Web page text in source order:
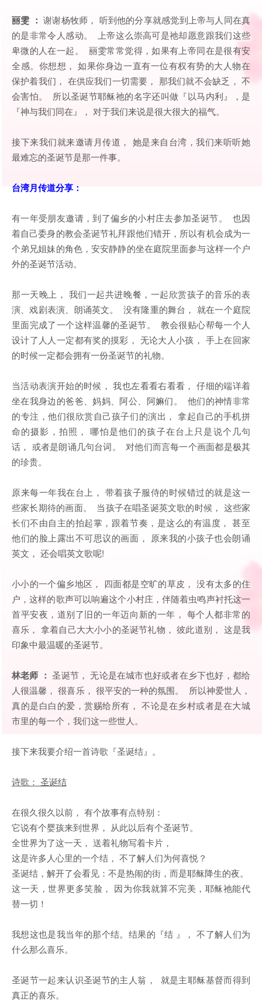
丽雯 ： 谢谢杨牧师， 听到他的分享就感觉到上帝与人同在真
的是非常令人感动。 上帝这么崇高可是祂却愿意跟我们这些
卑微的人在一起。 丽雯常常觉得，如果有上帝同在是很有安
全感。你想想， 如果你身边一直有一位有权有势的大人物在
保护着我们， 在供应我们一切需要， 那我们就不会缺乏， 不
会害怕。 所以圣诞节耶稣祂的名字还叫做『以马内利』，是
『神与我们同在』， 对于我们来说是很大很大的福气。
接下来我们就来邀请月传道， 她是来自台湾，我们来听听她
最难忘的圣诞节是那一件事。
台湾月传道分享：
有一年受朋友邀请，到了偏乡的小村庄去参加圣诞节。 也因
着自己委身的教会圣诞节礼拜跟他们错开，所以有机会成为一
个弟兄姐妹的角色，安安静静的坐在庭院里面参与这样一个户
外的圣诞节活动。
那一天晚上， 我们一起共进晚餐，一起欣赏孩子的音乐的表
演、戏剧表演、朗诵英文。 没有隆重的舞台， 就在一个庭院
里面完成了一个这样温馨的圣诞节。 教会很贴心帮每一个人
设计了人人一定都有奖的摸彩， 无论大人小孩， 手上在回家
的时候一定都会拥有一份圣诞节的礼物。
当活动表演开始的时候， 我也左看看右看看， 仔细的端详着
坐在我身边的爸爸、妈妈、阿公、阿嫲们。 他们的神情非常
的专注，他们很欣赏自己孩子们的演出， 拿起自己的手机拼
命的摄影，拍照， 哪怕是他们的孩子在台上只是说个几句
话， 或者是朗诵几句台词。 对他们而言每一个画面都是极其
的珍贵。
原来每一年我在台上， 带着孩子服侍的时候错过的就是这一
些家长期待的画面。 当孩子在唱圣诞英文歌的时候， 这些家
长们不由自主的拍起掌，跟着节奏，是这么的有温度， 甚至
他们的脸上露出不可思议的画面， 原来我的小孩子也会朗诵
英文， 还会唱英文歌呢!
小小的一个偏乡地区， 四面都是空旷的草皮， 没有太多的住
户，这样的歌声可以响遍这个小村庄，伴随着虫鸣声衬托这一
首平安夜，道别了旧的一年迈向新的一年， 每个人都非常的
喜乐， 拿着自己大大小小的圣诞节礼物， 彼此道别， 这是我
印象中最温暖的圣诞节。
林老师 ： 圣诞节， 无论是在城市也好或者在乡下也好，都给
人很温馨， 很喜乐， 很平安的一种的氛围。 所以神爱世人，
真的是白白的爱，赏赐给所有， 不论是在乡村或者是在大城
市里的每一个，我们这一些世人。
接下来我要介绍一首诗歌『圣诞结』。
诗歌： 圣诞结
在很久很久以前， 有个故事有点特别：
它说有个婴孩来到世界， 从此以后有个圣诞节。
全世界为了这一天， 送着礼物写着卡片，
这是许多人心里的一个结， 不了解人们为何喜悦？
圣诞结，解开了会看见：不是热闹的街，而是耶稣降生的夜。
这一天，世界更多笑脸， 因为你我就算不完美，耶稣祂能代
替一切！
我想这也是我当年的那个结。结果的『结 』， 不了解人们为
什么那么喜乐。
圣诞节一起来认识圣诞节的主人翁， 就是主耶稣基督而得到
真正的喜乐。